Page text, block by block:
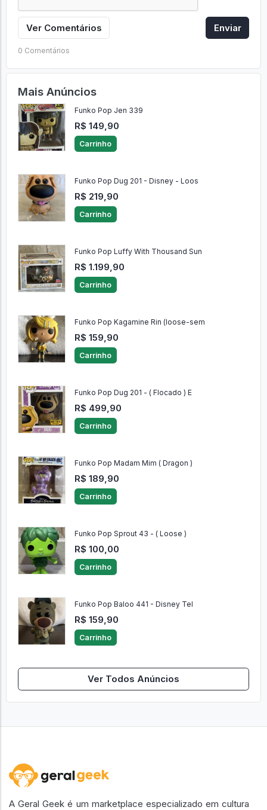
Ver Comentários Enviar
0 Comentários
Mais Anúncios
Funko Pop Jen 339
R$ 149,90
Carrinho
Funko Pop Dug 201 - Disney - Loos
R$ 219,90
Carrinho
Funko Pop Luffy With Thousand Sun
R$ 1.199,90
Carrinho
Funko Pop Kagamine Rin (loose-sem
R$ 159,90
Carrinho
Funko Pop Dug 201 - ( Flocado ) E
R$ 499,90
Carrinho
Funko Pop Madam Mim ( Dragon )
R$ 189,90
Carrinho
Funko Pop Sprout 43 - ( Loose )
R$ 100,00
Carrinho
Funko Pop Baloo 441 - Disney Tel
R$ 159,90
Carrinho
Ver Todos Anúncios
A Geral Geek é um marketplace especializado em cultura